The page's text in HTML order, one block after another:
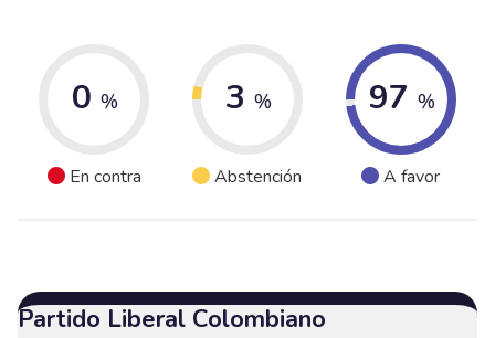
0 %
En contra
3 %
Abstención
97 %
A favor
Partido Liberal Colombiano